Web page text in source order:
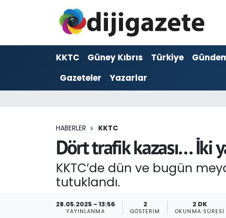
KKTC Güney Kıbrıs Türkiye
Gazeteler
Yazarlar
HABERLER KKTC
Dört trafik kazası… İki
KKTC’de dün ve bugün
tutuklandı.
28.05.2025 - 13:56
YAYINLANMA
2
GÖSTERIM
2 DK
OKUNMA SÜRESI
ADVERTORIAL
Dijigazete
Foto Galeri
Hava Durumu
Trafik Durumu
Haber Arşivi